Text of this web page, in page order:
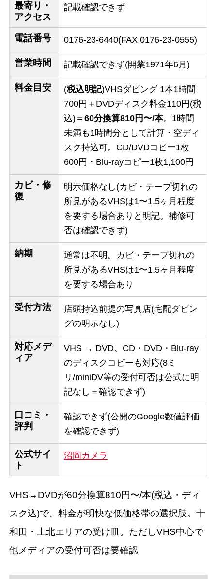
最寄り・
アクセス
記載確認できず
電話番号 0176-23-6440(FAX 0176-23-0555)
営業時間 記載確認できず(開業1971年6月)
料金目安 (税込明記)VHSダビング 1本1時間
700円＋DVDディスク料金110円(税
込)＝60分換算810円〜/本。1時間
未満も1時間分として計算・空ディ
スク持込可。CD/DVDコピー1枚
600円・Blu-rayコピー1枚1,100円
カビ・修
復
明示価格なし(カビ・テープ切れの
所見があるVHSは1〜1.5ヶ月程度
を要する場合ありと明記。補修可
否は確認できず)
納期
通常は不明。カビ・テープ切れの
所見があるVHSは1〜1.5ヶ月程度
を要する場合あり
受付方法
店頭持込前提の写真店(宅配ダビン
グの明示なし)
対応メデ
ィア
VHS → DVD。CD・DVD・Blu-ray
のディスクコピーも対応(8ミ
リ/miniDV等の受付可否は公式に明
記なし＝確認できず)
口コミ・
評判
確認できず(公開のGoogle数値評価
を確認できず)
公式サイ
ト
沼岡カメラ
VHS→DVDが60分換算810円〜/本(税込・ディ
スク込)で、料金が明快な低価格帯の選択肢。十
和田・上北エリアの受け皿。ただしVHS中心で
他メディアの受付可否は要確認